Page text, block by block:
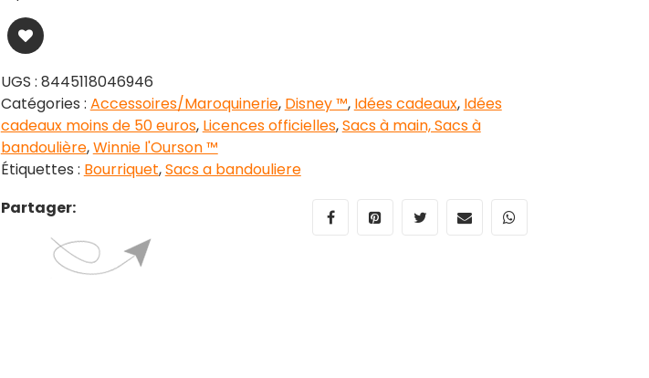
UGS : 8445118046946
Catégories : Accessoires/Maroquinerie, Disney ™, Idées cadeaux, Idées
cadeaux moins de 50 euros, Licences officielles,Sacs à main, Sacs à
bandoulière,Winnie l'Ourson ™
Étiquettes : Bourriquet,Sacs a bandouliere
Partager: